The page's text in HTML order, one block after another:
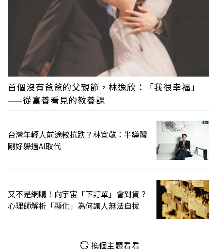
首個沒有爸爸的父親節，林逸欣：「我很幸福」
——從富養看見的教養課
台灣年輕人前途較抗跌？林宜敬：半導體
剛好躲過AI取代
又不是網購！向宇宙「下訂單」會到貨？
心理師解析「顯化」為何讓人無法自拔
換個主題看看